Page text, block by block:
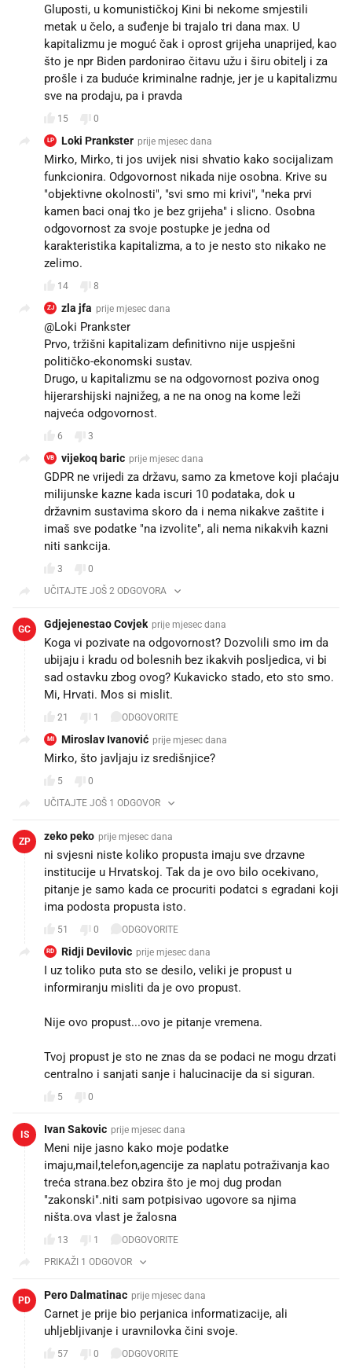
Gluposti, u komunističkoj Kini bi nekome smjestili
metak u čelo, a suđenje bi trajalo tri dana max. U
kapitalizmu je moguć čak i oprost grijeha unaprijed, kao
što je npr Biden pardonirao čitavu užu i širu obitelj i za
prošle i za buduće kriminalne radnje, jer je u kapitalizmu
sve na prodaju, pa i pravda
15 0
LP Loki Prankster prije mjesec dana
Mirko, Mirko, ti jos uvijek nisi shvatio kako socijalizam
funkcionira. Odgovornost nikada nije osobna. Krive su
"objektivne okolnosti", "svi smo mi krivi", "neka prvi
kamen baci onaj tko je bez grijeha" i slicno. Osobna
odgovornost za svoje postupke je jedna od
karakteristika kapitalizma, a to je nesto sto nikako ne
zelimo.
14 8
ZJ zla jfa prije mjesec dana
@Loki Prankster
Prvo, tržišni kapitalizam definitivno nije uspješni
političko-ekonomski sustav.
Drugo, u kapitalizmu se na odgovornost poziva onog
hijerarshijski najnižeg, a ne na onog na kome leži
najveća odgovornost.
6 3
VB vijekoq baric prije mjesec dana
GDPR ne vrijedi za državu, samo za kmetove koji plaćaju
milijunske kazne kada iscuri 10 podataka, dok u
državnim sustavima skoro da i nema nikakve zaštite i
imaš sve podatke "na izvolite", ali nema nikakvih kazni
niti sankcija.
3
0
UČITAJTE JOŠ 2 ODGOVORA
GC Gdjejenestao Covjek prije mjesec dana
Koga vi pozivate na odgovornost? Dozvolili smo im da
ubijaju i kradu od bolesnih bez ikakvih posljedica, vi bi
sad ostavku zbog ovog? Kukavicko stado, eto sto smo.
Mi, Hrvati. Mos si mislit.
21 1 ODGOVORITE
MI Miroslav Ivanović prije mjesec dana
Mirko, što javljaju iz središnjice?
5
0
UČITAJTE JOŠ 1 ODGOVOR
ZP zeko peko prije mjesec dana
ni svjesni niste koliko propusta imaju sve drzavne
institucije u Hrvatskoj. Tak da je ovo bilo ocekivano,
pitanje je samo kada ce procuriti podatci s egradani koji
ima podosta propusta isto.
51 0 ODGOVORITE
RD Ridji Devilovic prije mjesec dana
I uz toliko puta sto se desilo, veliki je propust u
informiranju misliti da je ovo propust.
Nije ovo propust...ovo je pitanje vremena.
Tvoj propust je sto ne znas da se podaci ne mogu drzati
centralno i sanjati sanje i halucinacije da si siguran.
5 0
IS Ivan Sakovic prije mjesec dana
Meni nije jasno kako moje podatke
imaju,mail,telefon,agencije za naplatu potraživanja kao
treća strana.bez obzira što je moj dug prodan
"zakonski".niti sam potpisivao ugovore sa njima
ništa.ova vlast je žalosna
13 1
ODGOVORITE
PRIKAŽI 1 ODGOVOR
PD Pero Dalmatinac prije mjesec dana
Carnet je prije bio perjanica informatizacije, ali
uhljebljivanje i uravnilovka čini svoje.
57 0 ODGOVORITE